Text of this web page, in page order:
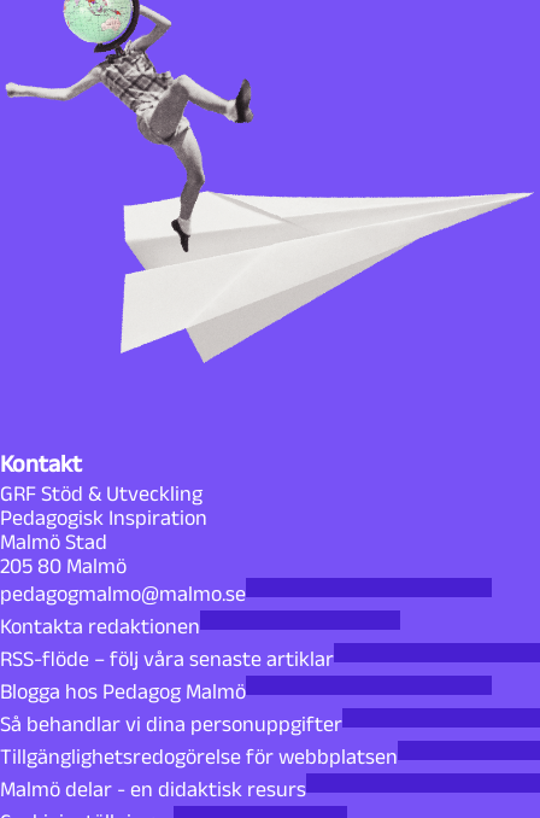
Kontakt
GRF Stöd & Utveckling
Pedagogisk Inspiration
Malmö Stad
205 80 Malmö
pedagogmalmo@malmo.se
Kontakta redaktionen
RSS-flöde – följ våra senaste artiklar
Blogga hos Pedagog Malmö
Så behandlar vi dina personuppgifter
Tillgänglighetsredogörelse för webbplatsen
Malmö delar - en didaktisk resurs